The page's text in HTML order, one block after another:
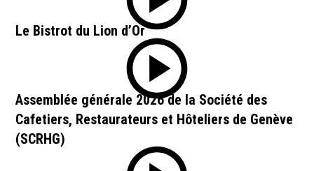
Le Bistrot du Lion d’Or
Assemblée générale 2026 de la Société des
Cafetiers, Restaurateurs et Hôteliers de Genève
(SCRHG)